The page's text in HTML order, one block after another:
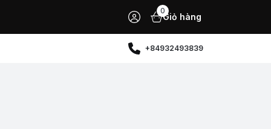
0
Giỏ hàng
+84932493839